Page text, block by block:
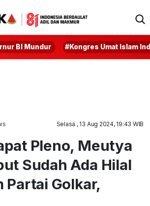
BI Mundur #Kongres Umat Islam
Selasa , 13 Aug 2024, 19:43 WIB
Pleno, Meutya
Sudah Ada Hilal
Partai Golkar,